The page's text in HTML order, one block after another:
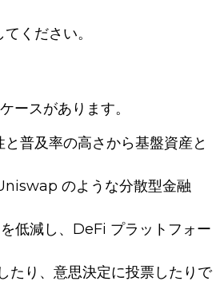
ください。
ースがあります。
普及率の高さから基盤資産と
のような分散型金融
低減し、DeFi プラットフォー
たり、意思決定に投票したりで